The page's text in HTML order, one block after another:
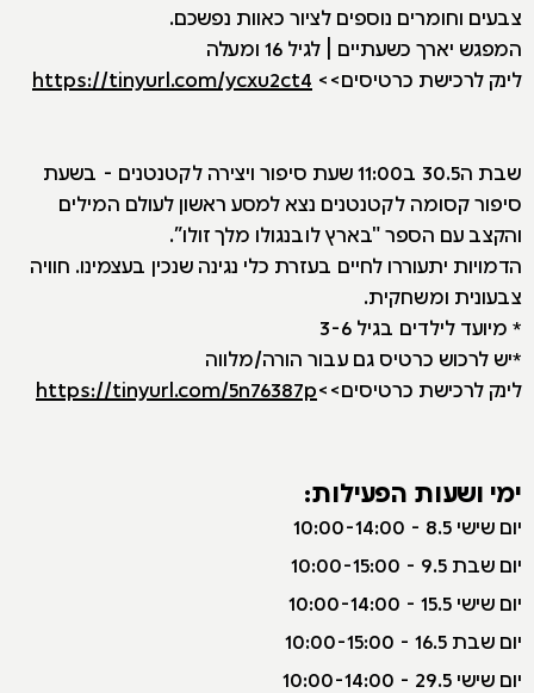
צבעים וחומרים נוספים לציור כאוות נפשכם.
המפגש יארך כשעתיים | לגיל 16 ומעלה
לינק לרכישת כרטיסים>> https://tinyurl.com/ycxu2ct4
שבת ה30.5 ב11:00 שעת סיפור ויצירה לקטנטנים - בשעת
סיפור קסומה לקטנטנים נצא למסע ראשון לעולם המילים
והקצב עם הספר "בארץ לובנגולו מלך זולו”.
הדמויות יתעוררו לחיים בעזרת כלי נגינה שנכין בעצמינו. חוויה
צבעונית ומשחקית.
* מיועד לילדים בגיל 3-6
*יש לרכוש כרטיס גם עבור הורה/מלווה
לינק לרכישת כרטיסים>>https://tinyurl.com/5n76387p
ימי ושעות הפעילות:
יום שישי 8.5 - 10:00-14:00
יום שבת 9.5 - 10:00-15:00
יום שישי 15.5 - 10:00-14:00
יום שבת 16.5 - 10:00-15:00
יום שישי 29.5 - 10:00-14:00